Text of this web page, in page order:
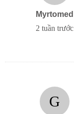
Myrtomed
2 tuần trước
G